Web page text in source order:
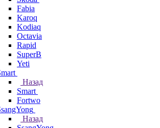
Fabia
Karoq
Kodiaq
Octavia
Rapid
SuperB
Yeti
Назад
Smart
Fortwo
Назад